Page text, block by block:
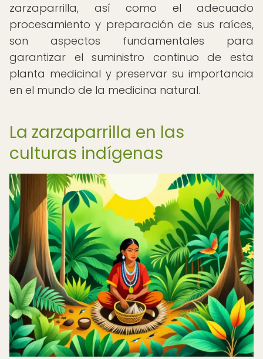
zarzaparrilla, así como el adecuado
procesamiento y preparación de sus raíces,
son aspectos fundamentales para
garantizar el suministro continuo de esta
planta medicinal y preservar su importancia
en el mundo de la medicina natural.
La zarzaparrilla en las
culturas indígenas